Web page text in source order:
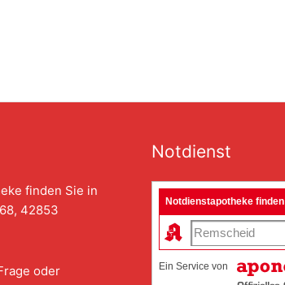
finden Sie in
42853
oder
Notdienst
Notdienstapotheke finden
Ein Service von